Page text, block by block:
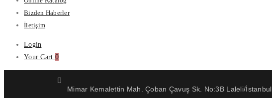
Bizden Haberler
İletişim
Login
Your Cart 0
Mimar Kemalettin Mah. Çoban Çavuş Sk. No:3B Laleli/İstanbul